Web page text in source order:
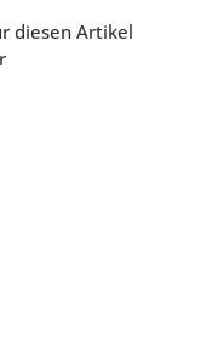
diesen Artikel